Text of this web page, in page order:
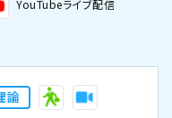
YouTubeライブ配信
論